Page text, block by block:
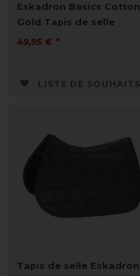
Eskadron Basics Cotton
Gold Tapis de selle
49,95 € *
LISTE DE SOUHAITS
Tapis de selle Eskadron